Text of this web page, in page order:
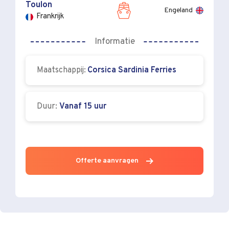
Toulon
Frankrijk
Engeland
Informatie
Maatschappij: Corsica Sardinia Ferries
Duur: Vanaf 15 uur
Offerte aanvragen